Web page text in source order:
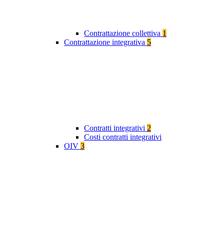
Contrattazione collettiva 1
Contrattazione integrativa 5
Contratti integrativi 2
Costi contratti integrativi
OIV 3